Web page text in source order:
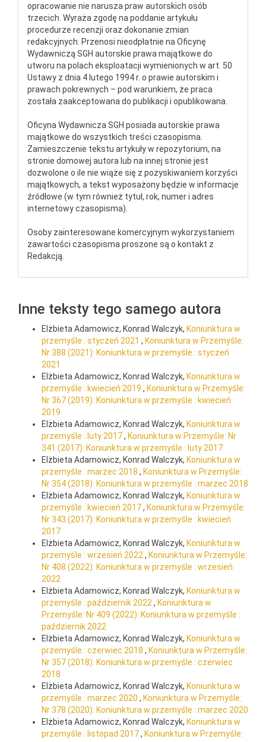
opracowanie nie narusza praw autorskich osób
trzecich. Wyraża zgodę na poddanie artykułu
procedurze recenzji oraz dokonanie zmian
redakcyjnych. Przenosi nieodpłatnie na Oficynę
Wydawniczą SGH autorskie prawa majątkowe do
utworu na polach eksploatacji wymienionych w art. 50
Ustawy z dnia 4 lutego 1994 r. o prawie autorskim i
prawach pokrewnych – pod warunkiem, że praca
została zaakceptowana do publikacji i opublikowana.
Oficyna Wydawnicza SGH posiada autorskie prawa
majątkowe do wszystkich treści czasopisma.
Zamieszczenie tekstu artykuły w repozytorium, na
stronie domowej autora lub na innej stronie jest
dozwolone o ile nie wiąże się z pozyskiwaniem korzyści
majątkowych, a tekst wyposażony będzie w informacje
źródłowe (w tym również tytuł, rok, numer i adres
internetowy czasopisma).
Osoby zainteresowane komercyjnym wykorzystaniem
zawartości czasopisma proszone są o kontakt z
Redakcją.
Inne teksty tego samego autora
Elżbieta Adamowicz, Konrad Walczyk, Koniunktura w
przemyśle : styczeń 2021 , Koniunktura w Przemyśle:
Nr 388 (2021): Koniunktura w przemyśle : styczeń
2021
Elżbieta Adamowicz, Konrad Walczyk, Koniunktura w
przemyśle : kwiecień 2019 , Koniunktura w Przemyśle:
Nr 367 (2019): Koniunktura w przemyśle : kwiecień
2019
Elżbieta Adamowicz, Konrad Walczyk, Koniunktura w
przemyśle : luty 2017, Koniunktura w Przemyśle: Nr
341 (2017): Koniunktura w przemyśle : luty 2017
Elżbieta Adamowicz, Konrad Walczyk, Koniunktura w
przemyśle : marzec 2018 , Koniunktura w Przemyśle:
Nr 354 (2018): Koniunktura w przemyśle : marzec 2018
Elżbieta Adamowicz, Konrad Walczyk, Koniunktura w
przemyśle : kwiecień 2017, Koniunktura w Przemyśle:
Nr 343 (2017): Koniunktura w przemyśle : kwiecień
2017
Elżbieta Adamowicz, Konrad Walczyk, Koniunktura w
przemyśle : wrzesień 2022 , Koniunktura w Przemyśle:
Nr 408 (2022): Koniunktura w przemyśle : wrzesień
2022
Elżbieta Adamowicz, Konrad Walczyk, Koniunktura w
przemyśle : październik 2022 , Koniunktura w
Przemyśle: Nr 409 (2022): Koniunktura w przemyśle :
październik 2022
Elżbieta Adamowicz, Konrad Walczyk, Koniunktura w
przemyśle : czerwiec 2018 , Koniunktura w Przemyśle:
Nr 357 (2018): Koniunktura w przemyśle : czerwiec
2018
Elżbieta Adamowicz, Konrad Walczyk, Koniunktura w
przemyśle : marzec 2020 , Koniunktura w Przemyśle:
Nr 378 (2020): Koniunktura w przemyśle : marzec 2020
Elżbieta Adamowicz, Konrad Walczyk, Koniunktura w
przemyśle : listopad 2017, Koniunktura w Przemyśle: